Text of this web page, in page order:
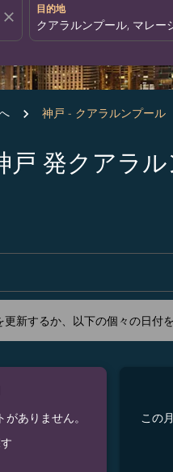
close
目的地
神戸 - クアラルンプール
戸 発クアラ
新するか、以下の個々の日付
を更新するか、以下の個
ありません。
この